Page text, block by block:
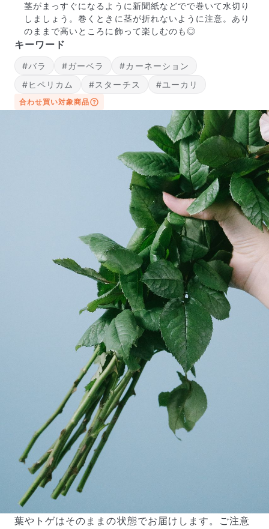
写真と同じものが届く？
商品ページに掲載している写真は、実際にお届けする商
品を撮影したものです。お花は生き物なので、どうして
も色味やサイズ・咲き方に個体差はありますが、できる
だけ写真のイメージに近いものをお届けできるように人
の目でチェックをしています。
よくある質問
Q. 毎月自動でお花が届くサービスですか？
いいえ、毎月自動でお届けするサービスではありません。好
きな時に好きな花をご注文いただけます。
Q. 配送できないエリアはありますか？
ただいま沖縄・離島エリアへの配送には対応しておりませ
ん。ご了承ください。
Q. 配送日時は指定できますか？
お花をベストなタイミングで発送しているため、お届け日の
指定はできません。受け取り時間帯は、発送後にクロネコヤ
マトのアプリから変更可能です。
Q. 注文後にキャンセルできますか？
ご注文後一定時間内であればキャンセル可能です。
茎がまっすぐになるように新聞紙などでで巻いて水切り
しましょう。巻くときに茎が折れないように注意。あり
のままで高いところに飾って楽しむのも◎
キーワード
#バラ #ガーベラ
#カーネーション
#ヒペリカム
#スターチス #ユーカリ
合わせ買い対象商品
葉やトゲはそのままの状態でお届けします。ご注意